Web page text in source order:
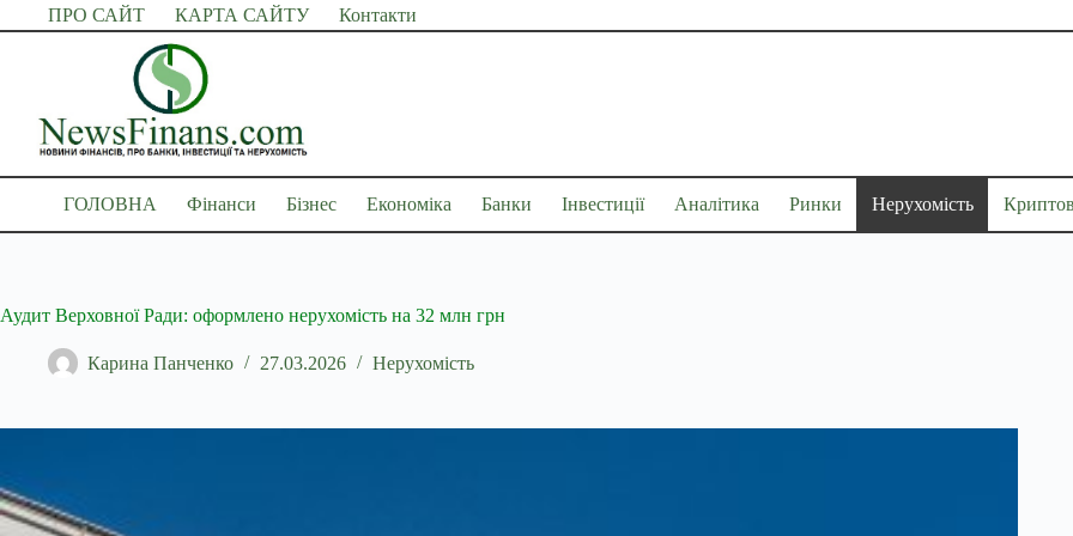
Перейти
до
ПРО САЙТ КАРТА САЙТУ Контакти
ГОЛОВНА Фінанси Бізнес Економіка Банки Інвестиції Аналітика Ринки Нерухомість
Аудит Верховної Ради: оформлено нерухомість на 32 млн грн
Карина Панченко 27.03.2026 Нерухомість